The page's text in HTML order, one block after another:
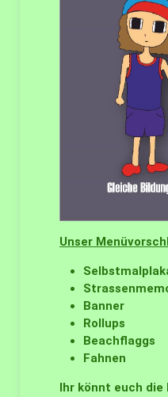
Unser
Banner
Rollups
Beachflaggs
Fahnen
Ihr könnt euch